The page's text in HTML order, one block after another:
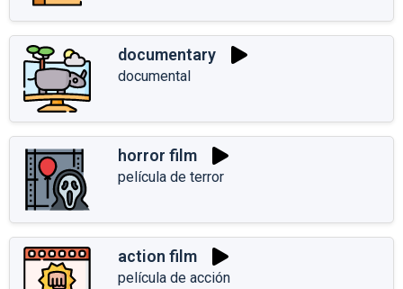
documentary
documental
horror film
película de terror
action film
película de acción